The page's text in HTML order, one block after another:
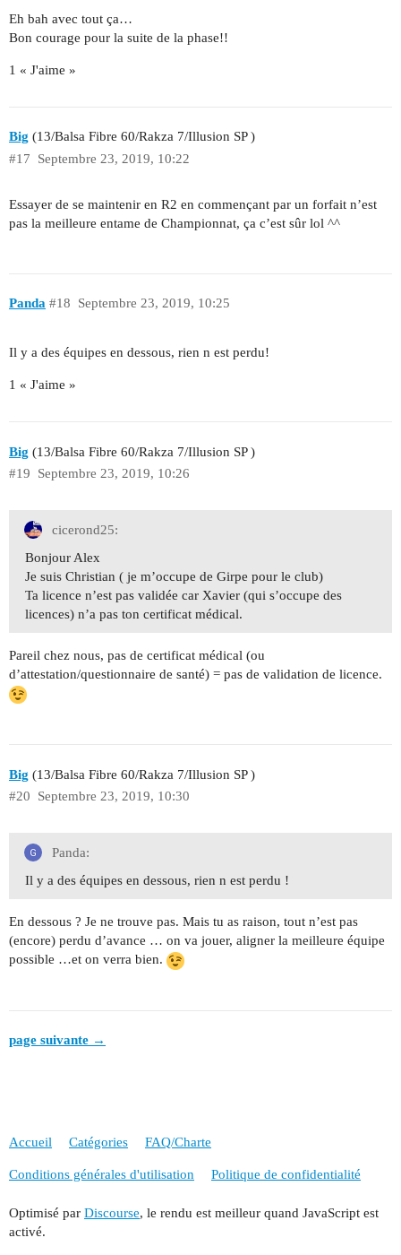
Eh bah avec tout ça…
Bon courage pour la suite de la phase!!
1 « J'aime »
Big (13/Balsa Fibre 60/Rakza 7/Illusion SP )
Septembre 23, 2019, 10:22
#17
Essayer de se maintenir en R2 en commençant par un forfait n’est
pas la meilleure entame de Championnat, ça c’est sûr lol ^^
Panda Septembre 23, 2019, 10:25
#18
Il y a des équipes en dessous, rien n est perdu!
1 « J'aime »
Big (13/Balsa Fibre 60/Rakza 7/Illusion SP )
Septembre 23, 2019, 10:26
#19
cicerond25:
Bonjour Alex
Je suis Christian ( je m’occupe de Girpe pour le club)
Ta licence n’est pas validée car Xavier (qui s’occupe des
licences) n’a pas ton certificat médical.
Pareil chez nous, pas de certificat médical (ou
d’attestation/questionnaire de santé) = pas de validation de licence.
Big (13/Balsa Fibre 60/Rakza 7/Illusion SP )
Septembre 23, 2019, 10:30
#20
Panda:
Il y a des équipes en dessous, rien n est perdu !
En dessous ? Je ne trouve pas. Mais tu as raison, tout n’est pas
(encore) perdu d’avance … on va jouer, aligner la meilleure équipe
possible …et on verra bien.
page suivante →
Accueil Catégories FAQ/Charte
Conditions générales d'utilisation Politique de confidentialité
Optimisé par Discourse, le rendu est meilleur quand JavaScript est
activé.